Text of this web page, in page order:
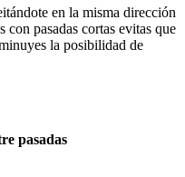
en la misma dirección
con pasadas cortas evitas que
la posibilidad de
pasadas